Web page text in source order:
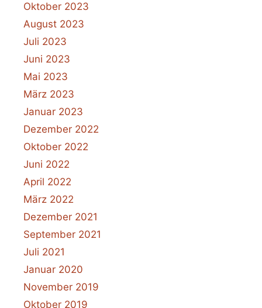
Oktober 2023
August 2023
Juli 2023
Juni 2023
Mai 2023
März 2023
Januar 2023
Dezember 2022
Oktober 2022
Juni 2022
April 2022
März 2022
Dezember 2021
September 2021
Juli 2021
Januar 2020
November 2019
Oktober 2019